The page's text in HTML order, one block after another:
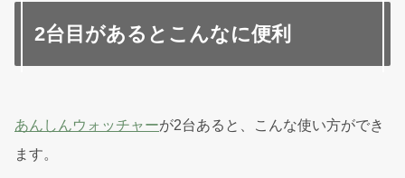
2台目があるとこんなに便利
あんしんウォッチャーが2台あると、こんな使い方ができ
ます。